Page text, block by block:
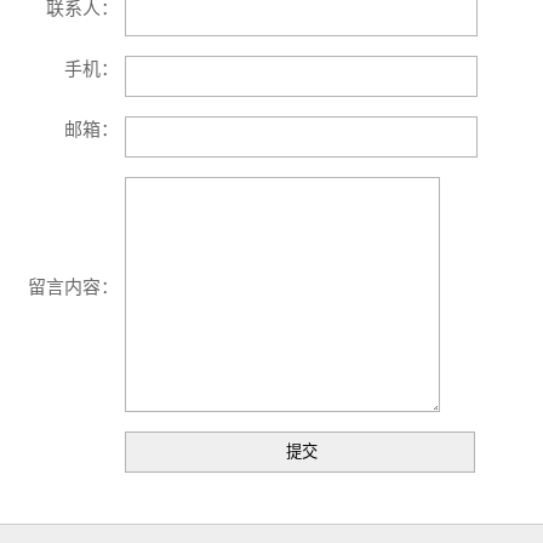
联系人：
手机：
邮箱：
留言内容：